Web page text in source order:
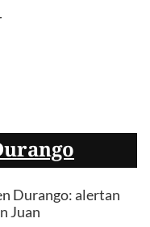
Durango: alertan
Juan